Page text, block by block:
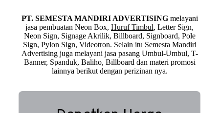
PT. SEMESTA MANDIRI ADVERTISINGmelayani
jasa pembuatan Neon Box, Huruf Timbul, Letter Sign,
Neon Sign, Signage Akrilik, Billboard, Signboard, Pole
Sign, Pylon Sign, Videotron. Selain itu Semesta Mandiri
Advertising juga melayani jasa pasang Umbul-Umbul, T-
Banner, Spanduk, Baliho, Billboard dan materi promosi
lainnya berikut dengan perizinan nya.